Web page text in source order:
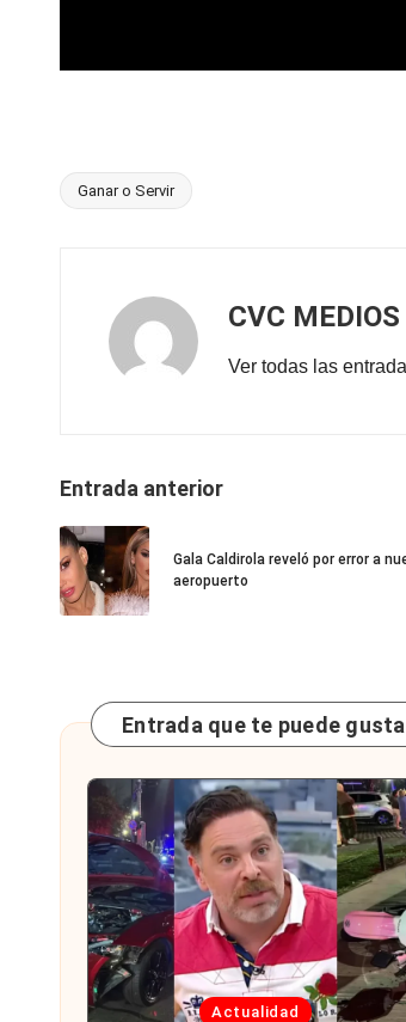
Etiquetas:
Ganar o Servir
CVC MEDIOS
Ver todas las
Navegación
de
entradas
Entrada anterior
Gala Caldirola reveló por error a
aeropuerto
Entrada que te puede
Publicada Actualidad